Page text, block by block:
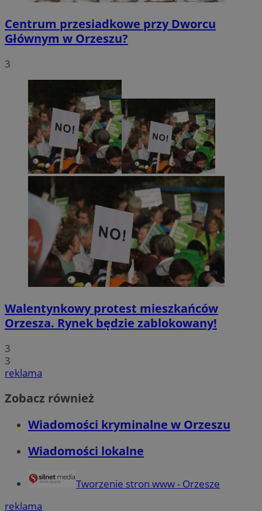
Centrum przesiadkowe przy Dworcu
Głównym w Orzeszu?
3
Walentynkowy protest mieszkańców
Orzesza. Rynek będzie zablokowany!
3
3
reklama
Zobacz również
Wiadomości kryminalne w Orzeszu
Wiadomości lokalne
Tworzenie stron www - Orzesze
reklama